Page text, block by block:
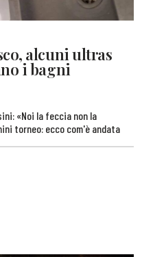
alcuni ultras
i bagni
«Noi la feccia non la
torneo: ecco com'è andata